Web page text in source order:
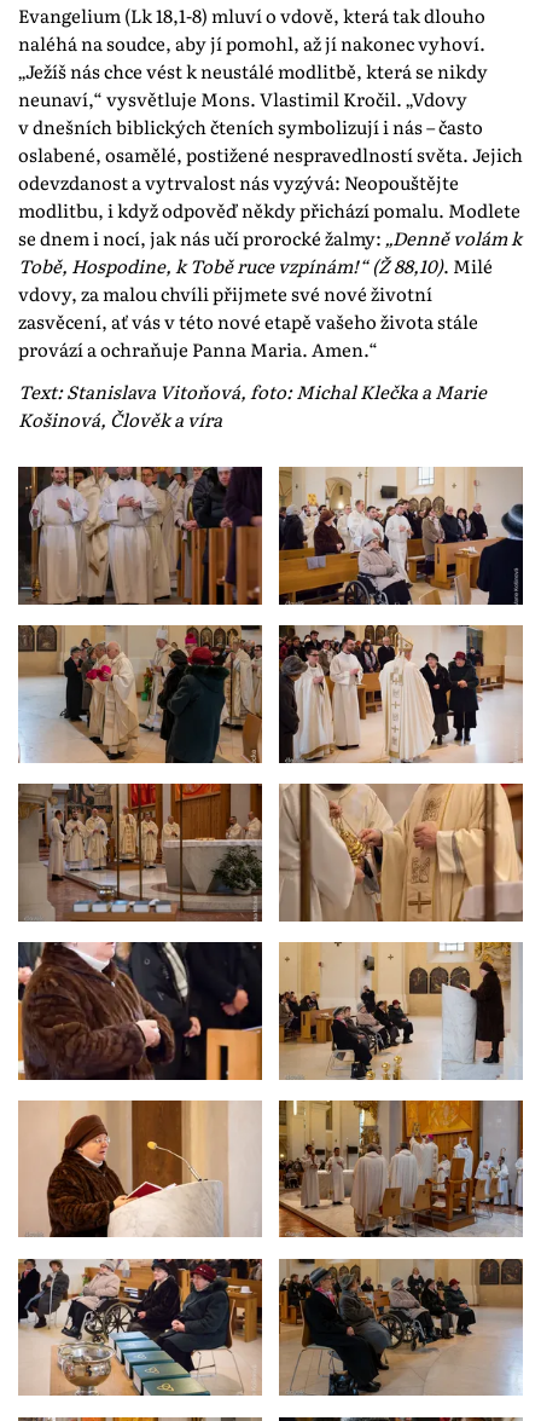
Evangelium (Lk 18,1-8) mluví o vdově, která tak dlouho
naléhá na soudce, aby jí pomohl, až jí nakonec vyhoví.
„Ježíš nás chce vést k neustálé modlitbě, která se nikdy
neunaví,“ vysvětluje Mons. Vlastimil Kročil. „Vdovy
v dnešních biblických čteních symbolizují i nás – často
oslabené, osamělé, postižené nespravedlností světa. Jejich
odevzdanost a vytrvalost nás vyzývá: Neopouštějte
modlitbu, i když odpověď někdy přichází pomalu. Modlete
se dnem i nocí, jak nás učí prorocké žalmy:„Denně volám k
Tobě, Hospodine, k Tobě ruce vzpínám!“ (Ž 88,10). Milé
vdovy, za malou chvíli přijmete své nové životní
zasvěcení, ať vás v této nové etapě vašeho života stále
provází a ochraňuje Panna Maria. Amen.“
Text: Stanislava Vitoňová, foto: Michal Klečka a Marie
Košinová, Člověk a víra